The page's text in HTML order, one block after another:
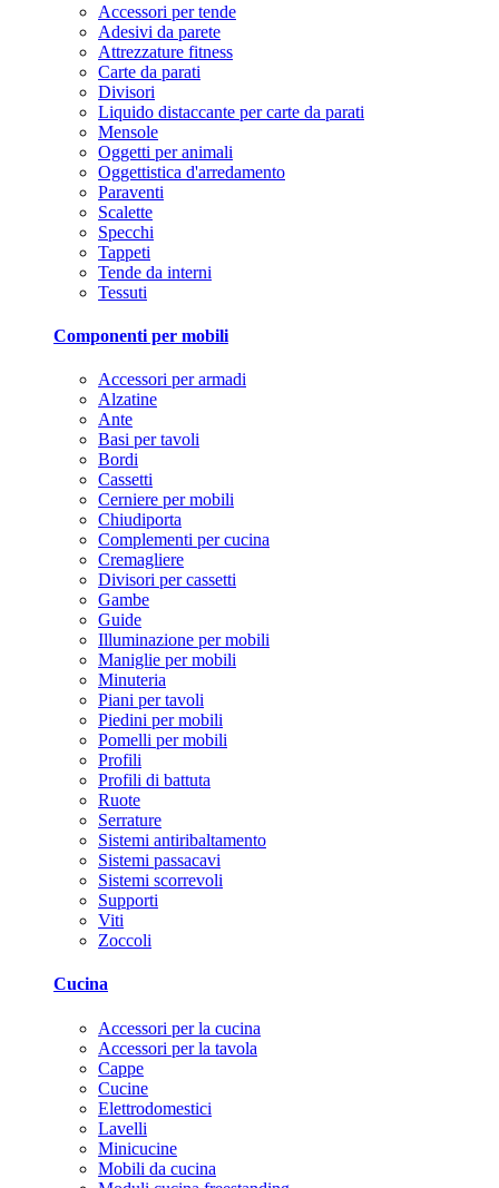
Accessori per tende
Adesivi da parete
Attrezzature fitness
Carte da parati
Divisori
Liquido distaccante per carte da parati
Mensole
Oggetti per animali
Oggettistica d'arredamento
Paraventi
Scalette
Specchi
Tappeti
Tende da interni
Tessuti
Componenti per mobili
Accessori per armadi
Alzatine
Ante
Basi per tavoli
Bordi
Cassetti
Cerniere per mobili
Chiudiporta
Complementi per cucina
Cremagliere
Divisori per cassetti
Gambe
Guide
Illuminazione per mobili
Maniglie per mobili
Minuteria
Piani per tavoli
Piedini per mobili
Pomelli per mobili
Profili
Profili di battuta
Ruote
Serrature
Sistemi antiribaltamento
Sistemi passacavi
Sistemi scorrevoli
Supporti
Viti
Zoccoli
Cucina
Accessori per la cucina
Accessori per la tavola
Cappe
Cucine
Elettrodomestici
Lavelli
Minicucine
Mobili da cucina